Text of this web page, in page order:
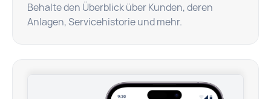
Behalte den Überblick über Kunden, deren
Anlagen, Servicehistorie und mehr.